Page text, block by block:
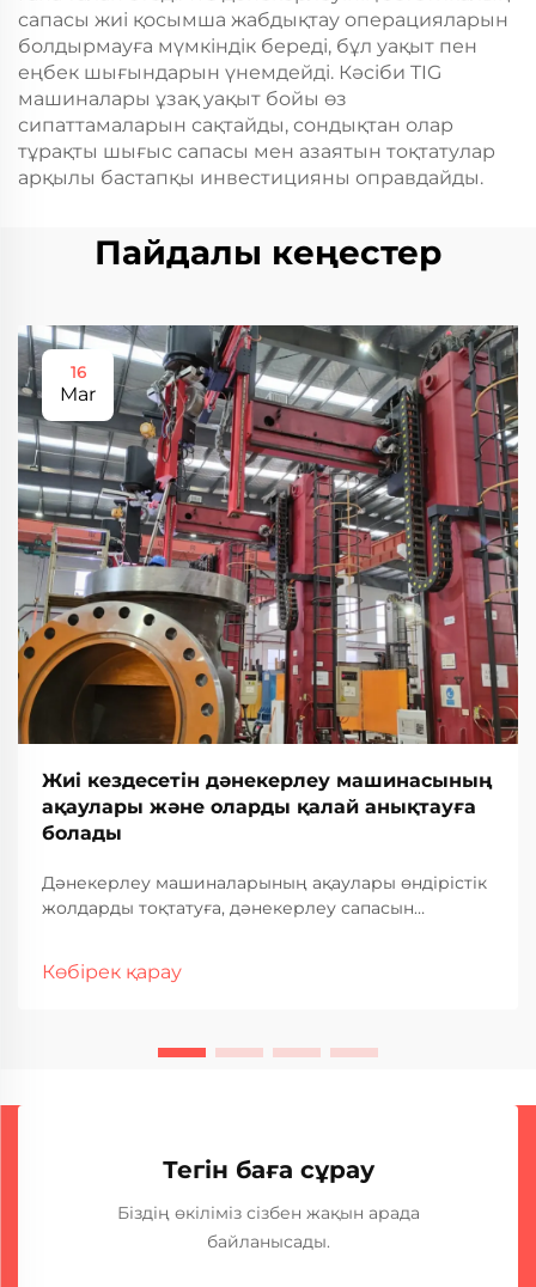
сапасы жиі қосымша жабдықтау операцияларын
болдырмауға мүмкіндік береді, бұл уақыт пен
еңбек шығындарын үнемдейді. Кәсіби TIG
машиналары ұзақ уақыт бойы өз
сипаттамаларын сақтайды, сондықтан олар
тұрақты шығыс сапасы мен азаятын тоқтатулар
арқылы бастапқы инвестицияны оправдайды.
Пайдалы кеңестер
16
Mar
Жиі кездесетін дәнекерлеу машинасының
ақаулары және оларды қалай анықтауға
болады
Дәнекерлеу машиналарының ақаулары өндірістік
жолдарды тоқтатуға, дәнекерлеу сапасын
кездесетін ақаулар мен олардың ақаулықтарын
Көбірек қарау
Тегін баға сұрау
Біздің өкіліміз сізбен жақын арада
байланысады.